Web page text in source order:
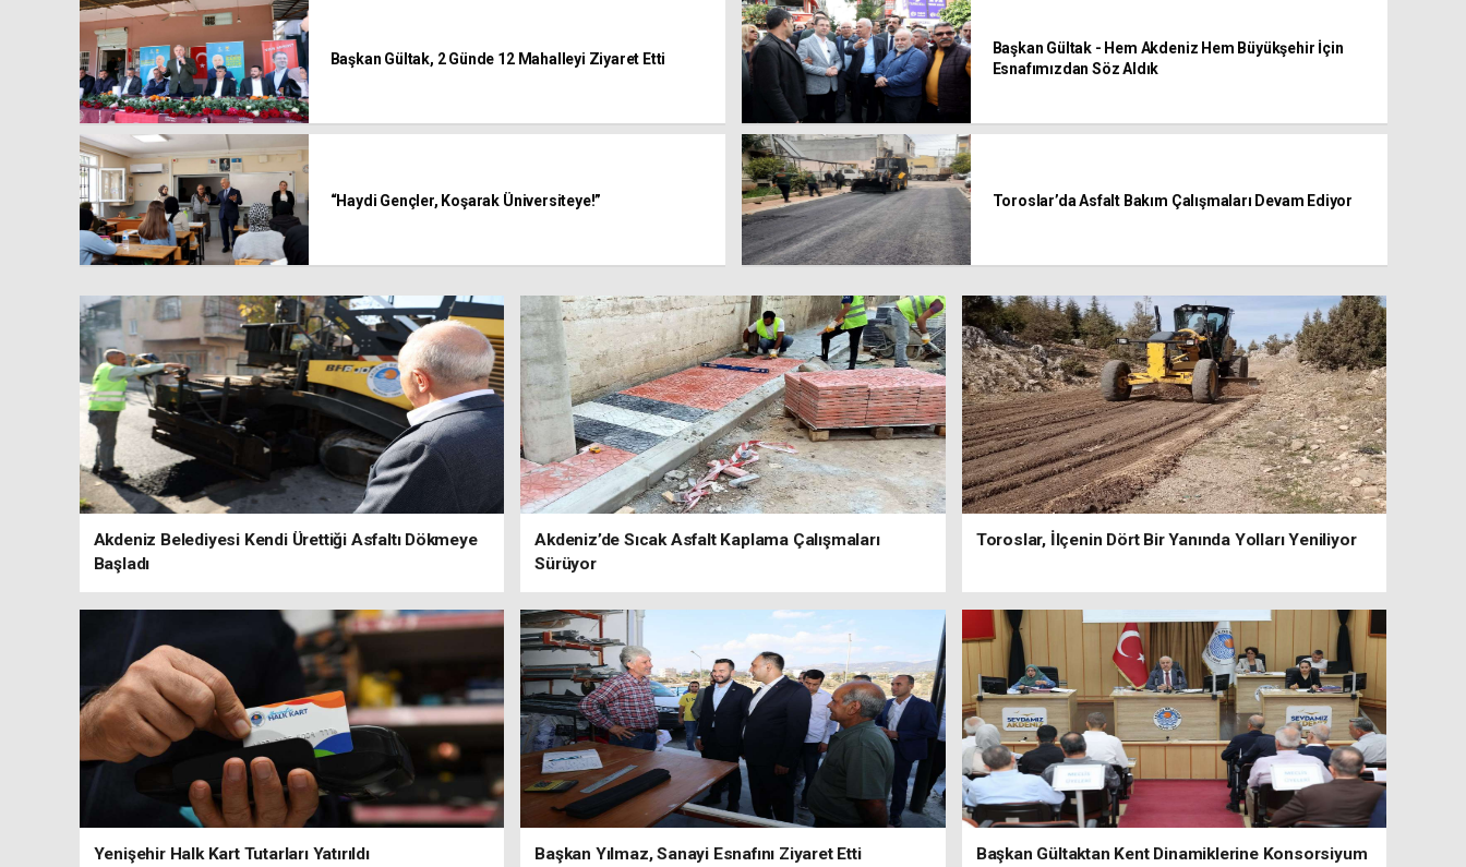
Başkan Gültak, 2 Günde 12 Mahalleyi Ziyaret Etti
Başkan Gültak - Hem Akdeniz Hem Büyükşehir İçin
Esnafımızdan Söz Aldık
“Haydi Gençler, Koşarak Üniversiteye!” Toroslar’da Asfalt Bakım Çalışmaları Devam Ediyor
Akdeniz Belediyesi Kendi Ürettiği Asfaltı Dökmeye
Başladı
Akdeniz’de Sıcak Asfalt Kaplama Çalışmaları
Sürüyor
Toroslar, İlçenin Dört Bir Yanında Yolları Yeniliyor
Yenişehir Halk Kart Tutarları Yatırıldı Başkan Yılmaz, Sanayi Esnafını Ziyaret Etti
Başkan Gültaktan Kent Dinamiklerine Konsorsiyum